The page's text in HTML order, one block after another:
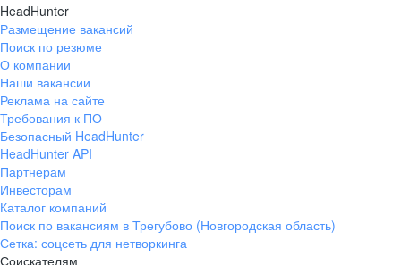
HeadHunter
Размещение вакансий
Поиск по резюме
О компании
Наши вакансии
Реклама на сайте
Требования к ПО
Безопасный HeadHunter
HeadHunter API
Партнерам
Инвесторам
Каталог компаний
Поиск по вакансиям в Трегубово (Новгородская область)
Сетка: соцсеть для нетворкинга
Соискателям